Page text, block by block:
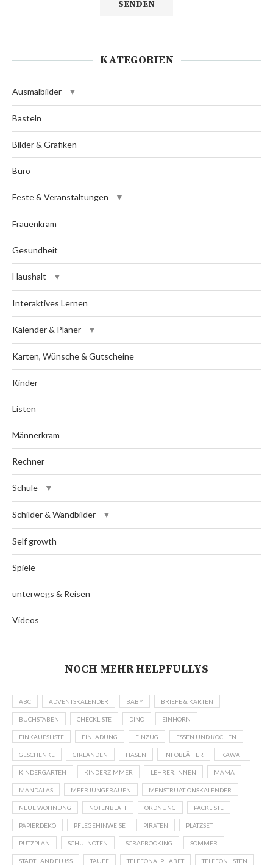
KATEGORIEN
Ausmalbilder
Basteln
Bilder & Grafiken
Büro
Feste & Veranstaltungen
Frauenkram
Gesundheit
Haushalt
Interaktives Lernen
Kalender & Planer
Karten, Wünsche & Gutscheine
Kinder
Listen
Männerkram
Rechner
Schule
Schilder & Wandbilder
Self growth
Spiele
unterwegs & Reisen
Videos
NOCH MEHR HELPFULLYS
ABC ADVENTSKALENDER BABY BRIEFE & KARTEN
BUCHSTABEN CHECKLISTE DINO EINHORN
EINKAUFSLISTE EINLADUNG EINZUG ESSEN UND KOCHEN
GESCHENKE GIRLANDEN HASEN INFOBLÄTTER KAWAII
KINDERGARTEN KINDERZIMMER LEHRER:INNEN MAMA
MANDALAS MEERJUNGFRAUEN MENSTRUATIONSKALENDER
NEUE WOHNUNG NOTENBLATT ORDNUNG PACKLISTE
PAPIERDEKO PFLEGEHINWEISE PIRATEN PLATZSET
PUTZPLAN SCHULNOTEN SCRAPBOOKING SOMMER
STADT LAND FLUSS TAUFE TELEFONALPHABET TELEFONLISTEN